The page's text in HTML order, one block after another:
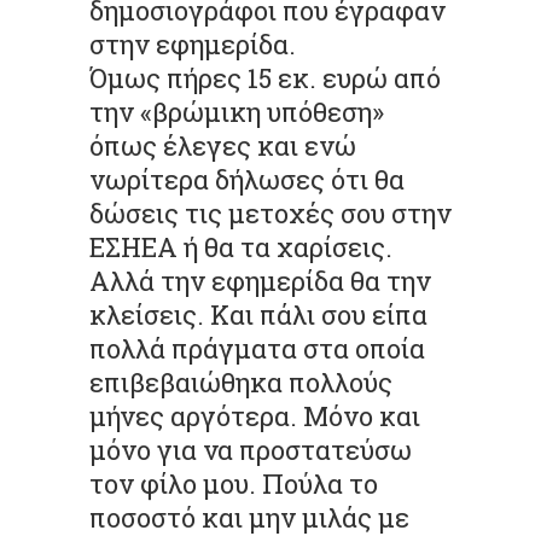
δημοσιογράφοι που έγραφαν
στην εφημερίδα.
Όμως πήρες 15 εκ. ευρώ από
την «βρώμικη υπόθεση»
όπως έλεγες και ενώ
νωρίτερα δήλωσες ότι θα
δώσεις τις μετοχές σου στην
ΕΣΗΕΑ ή θα τα χαρίσεις.
Αλλά την εφημερίδα θα την
κλείσεις. Και πάλι σου είπα
πολλά πράγματα στα οποία
επιβεβαιώθηκα πολλούς
μήνες αργότερα. Μόνο και
μόνο για να προστατεύσω
τον φίλο μου. Πούλα το
ποσοστό και μην μιλάς με